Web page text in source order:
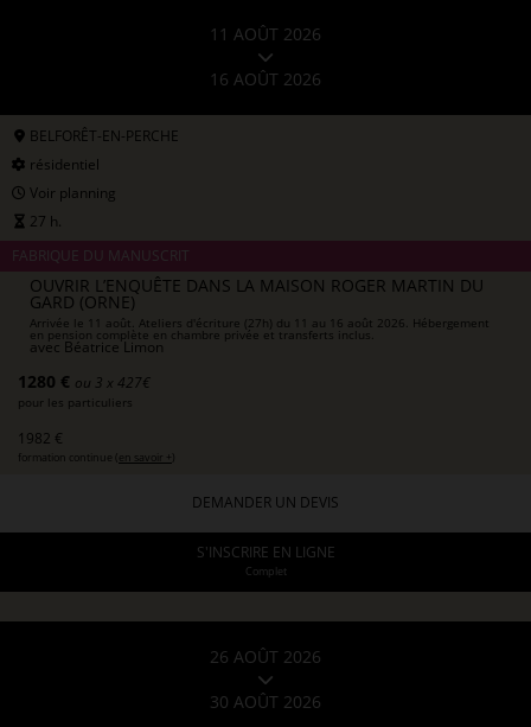
11 AOÛT 2026
16 AOÛT 2026
BELFORÊT-EN-PERCHE
résidentiel
Voir planning
27 h.
FABRIQUE DU MANUSCRIT
OUVRIR L’ENQUÊTE DANS LA MAISON ROGER MARTIN DU
GARD (ORNE)
Arrivée le 11 août. Ateliers d'écriture (27h) du 11 au 16 août 2026. Hébergement
en pension complète en chambre privée et transferts inclus.
avec Béatrice Limon
1280 € ou 3 x 427€
pour les particuliers
1982 €
formation continue ( en savoir + )
DEMANDER UN DEVIS
S'INSCRIRE EN LIGNE
Complet
26 AOÛT 2026
30 AOÛT 2026